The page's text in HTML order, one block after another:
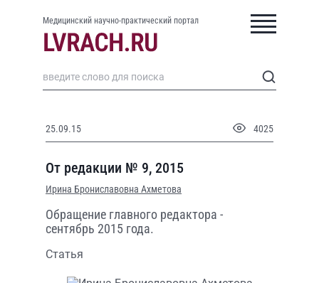
Медицинский научно-практический портал
25.09.15 4025
От редакции № 9, 2015
Ирина Брониславовна Ахметова
Обращение главного редактора -
сентябрь 2015 года.
Статья